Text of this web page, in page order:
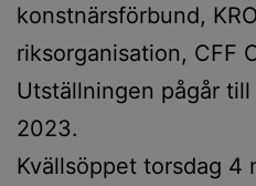
konstnärsförbund,
riksorganisation, CFF
Utställningen pågår
2023.
Kvällsöppet torsdag 4